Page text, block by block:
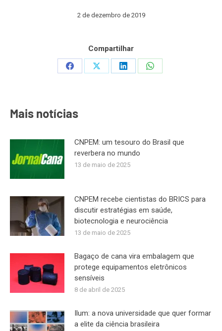
2 de dezembro de 2019
Compartilhar
Share
Share
Share
Share
Mais notícias
CNPEM: um tesouro do Brasil que
reverbera no mundo
13 de maio de 2025
CNPEM recebe cientistas do BRICS para
discutir estratégias em saúde,
biotecnologia e neurociência
13 de maio de 2025
Bagaço de cana vira embalagem que
protege equipamentos eletrônicos
sensíveis
8 de abril de 2025
Ilum: a nova universidade que quer formar
a elite da ciência brasileira